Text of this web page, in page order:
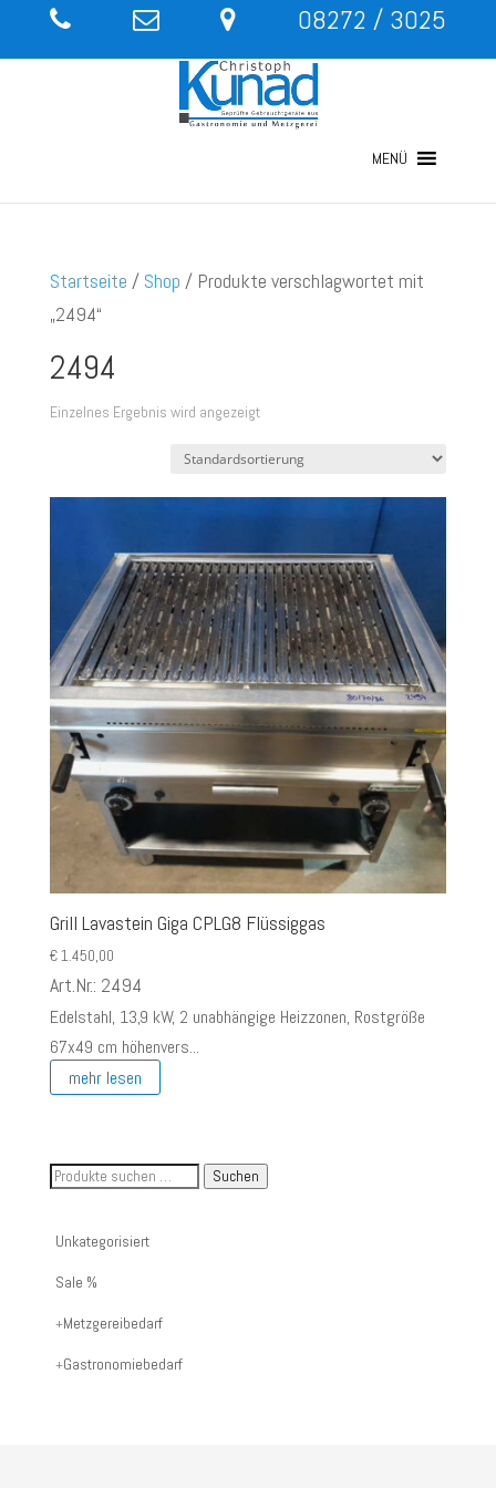
08272 / 3025
MENÜ
Startseite / Shop / Produkte verschlagwortet mit
„2494“
2494
Einzelnes Ergebnis wird angezeigt
Grill Lavastein Giga CPLG8 Flüssiggas
€1.450,00
Art.Nr.: 2494
Edelstahl, 13,9 kW, 2 unabhängige Heizzonen, Rostgröße
67x49 cm höhenvers...
mehr lesen
Suche
Artikelnummer
oder
Suchen
Unkategorisiert
Sale %
Metzgereibedarf
Gastronomiebedarf